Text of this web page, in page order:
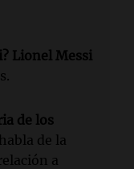
Lionel Messi
de los
de la
a